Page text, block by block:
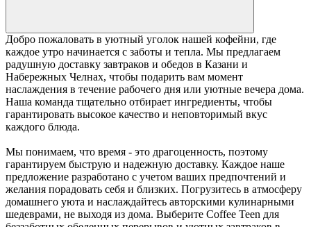
Добро пожаловать в уютный уголок нашей кофейни, где
каждое утро начинается с заботы и тепла. Мы предлагаем
радушную доставку завтраков и обедов в Казани и
Набережных Челнах, чтобы подарить вам момент
наслаждения в течение рабочего дня или уютные вечера дома.
Наша команда тщательно отбирает ингредиенты, чтобы
гарантировать высокое качество и неповторимый вкус
каждого блюда.
Мы понимаем, что время - это драгоценность, поэтому
гарантируем быструю и надежную доставку. Каждое наше
предложение разработано с учетом ваших предпочтений и
желания порадовать себя и близких. Погрузитесь в атмосферу
домашнего уюта и наслаждайтесь авторскими кулинарными
шедеврами, не выходя из дома. Выберите Coffee Teen для